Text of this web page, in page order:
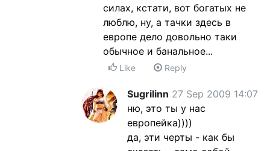
силах, кстати, вот богатых не
люблю, ну, а тачки здесь в
европе дело довольно таки
обычное и банальное...
Like Reply
Sugrilinn 27 Sep 2009 14:07
ню, это ты у нас
европейка))))
да, эти черты - как бы